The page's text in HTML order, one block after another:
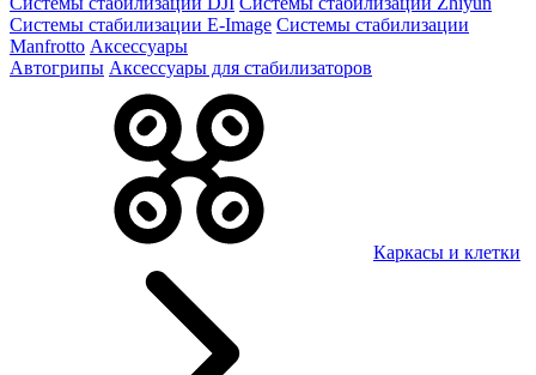
Системы стабилизации E-Image Системы стабилизации
Manfrotto Аксессуары
Автогрипы Аксессуары для стабилизаторов
Каркасы и клетки